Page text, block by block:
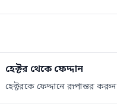
হেক্টর থেকে ফেদ্দান
হেক্টরকে ফেদ্দানে রূপান্তর করুন